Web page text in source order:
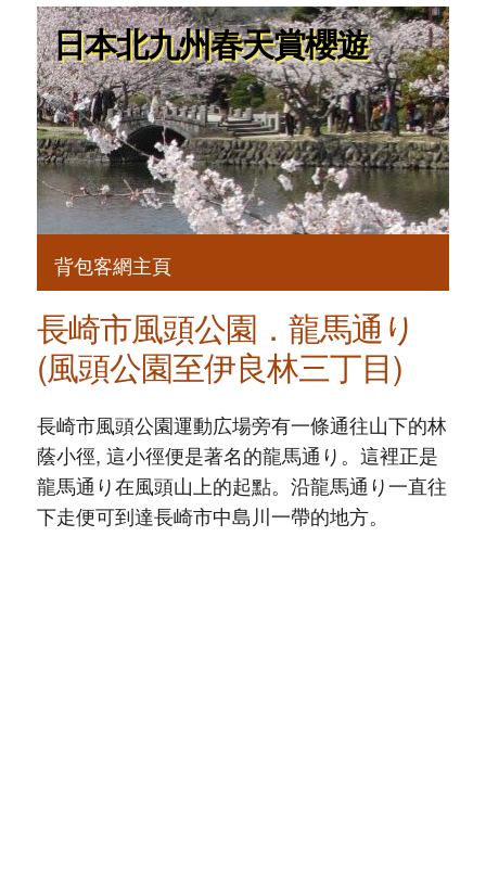
日本北九州春天賞櫻遊
背包客網主頁
長崎市風頭公園．龍馬通り
(風頭公園至伊良林三丁目)
長崎市風頭公園運動広場旁有一條通往山下的林
蔭小徑, 這小徑便是著名的龍馬通り。這裡正是
龍馬通り在風頭山上的起點。沿龍馬通り一直往
下走便可到達長崎市中島川一帶的地方。